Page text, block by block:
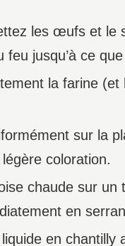
les œufs et le
feu jusqu’à ce
la farine (et
sur la
légère coloration.
chaude sur
en
en chantilly